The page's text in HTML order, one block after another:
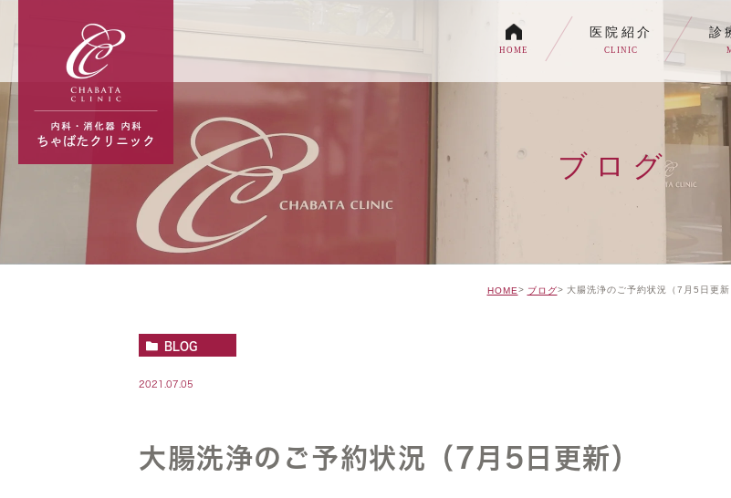
HOME
医院紹介
CLINIC
診
各種内視鏡
生活習慣病
消化器内科・
トイレの症
ブログ
HOME ブログ 大腸洗浄のご予約状況（7月5日更新
BLOG
2021.07.05
大腸洗浄のご予約状況（7月5日更新）